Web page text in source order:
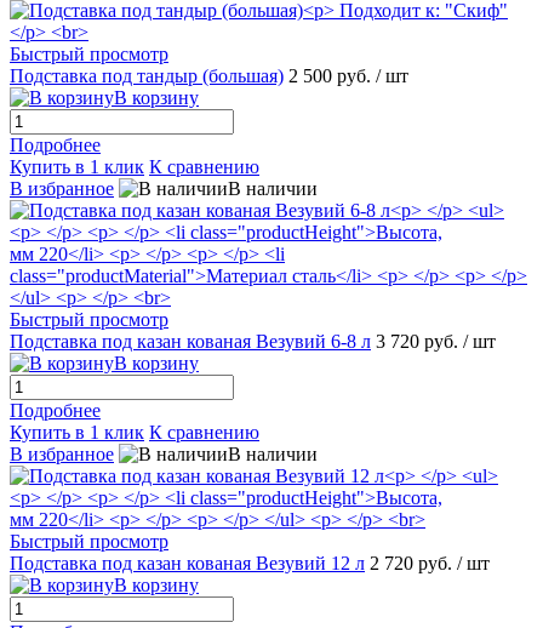
Быстрый просмотр
Подставка под тандыр (большая) 2 500 руб. / шт
В корзину
Подробнее
Купить в 1 клик К сравнению
В избранное
В наличии
Быстрый просмотр
Подставка под казан кованая Везувий 6-8 л 3 720 руб. / шт
В корзину
Подробнее
Купить в 1 клик К сравнению
В избранное
В наличии
Быстрый просмотр
Подставка под казан кованая Везувий 12 л 2 720 руб. / шт
В корзину